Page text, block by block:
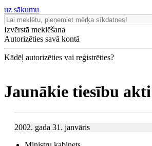
uz sākumu
Izvērstā meklēšana
Autorizēties savā kontā
Kādēļ autorizēties vai reģistrēties?
Jaunākie tiesību akti
2002. gada 31. janvāris